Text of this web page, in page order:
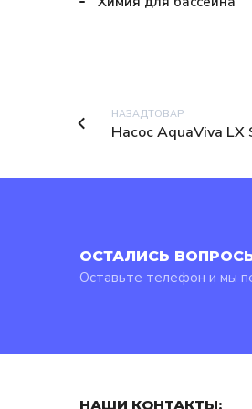
НАЗАДТОВАР
Насос AquaViva LX
ОСТАЛИСЬ
Оставьте телефон и мы
НАШИ КОНТАКТЫ: